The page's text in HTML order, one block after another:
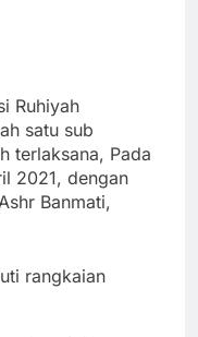
Ruhiyah
satu sub
terlaksana, Pada
2021, dengan
Banmati,
rangkaian